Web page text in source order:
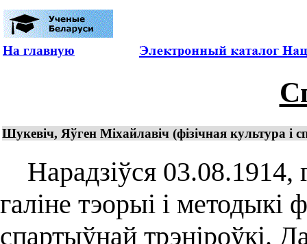
На главную
Шукевіч, Яўген Міхайлавіч (фізічная культура і
Нарадзіўся 03.08.1914,
галіне тэорыі і методыкі
спартыўнай трэніроўкі.